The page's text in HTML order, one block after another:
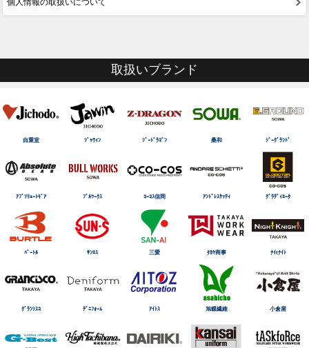
個人情報の取扱いについて
取扱いブランド
自重堂 ｼﾞｬｳｨﾝ ｼﾞｰﾄﾞﾗｺﾞﾝ 桑和 ｼﾞｰｸﾞﾗﾝﾄﾞ
ｱﾌﾞｿﾘｭｰﾄｷﾞｱ ﾌﾞﾙﾜｰｸｽ ｺｰｺｽ信岡 ｱﾝﾄﾞﾚｽｹｯﾃｨ ｸﾞﾗﾃﾞｨｴｰﾀ
ﾊﾞｰﾄﾙ ｻﾝｴｽ 三愛 ﾀｶﾔ商事 ﾅｲtﾅｲﾄ
ｸﾞﾗﾝｼｽｺ ﾃﾞﾆﾌｫｰﾑ ｱｲﾄｽ 旭蝶繊維 小倉屋